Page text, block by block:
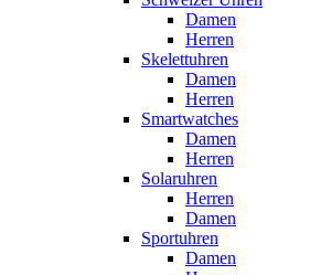
Damen
Herren
Skelettuhren
Damen
Herren
Smartwatches
Damen
Herren
Solaruhren
Herren
Damen
Sportuhren
Damen